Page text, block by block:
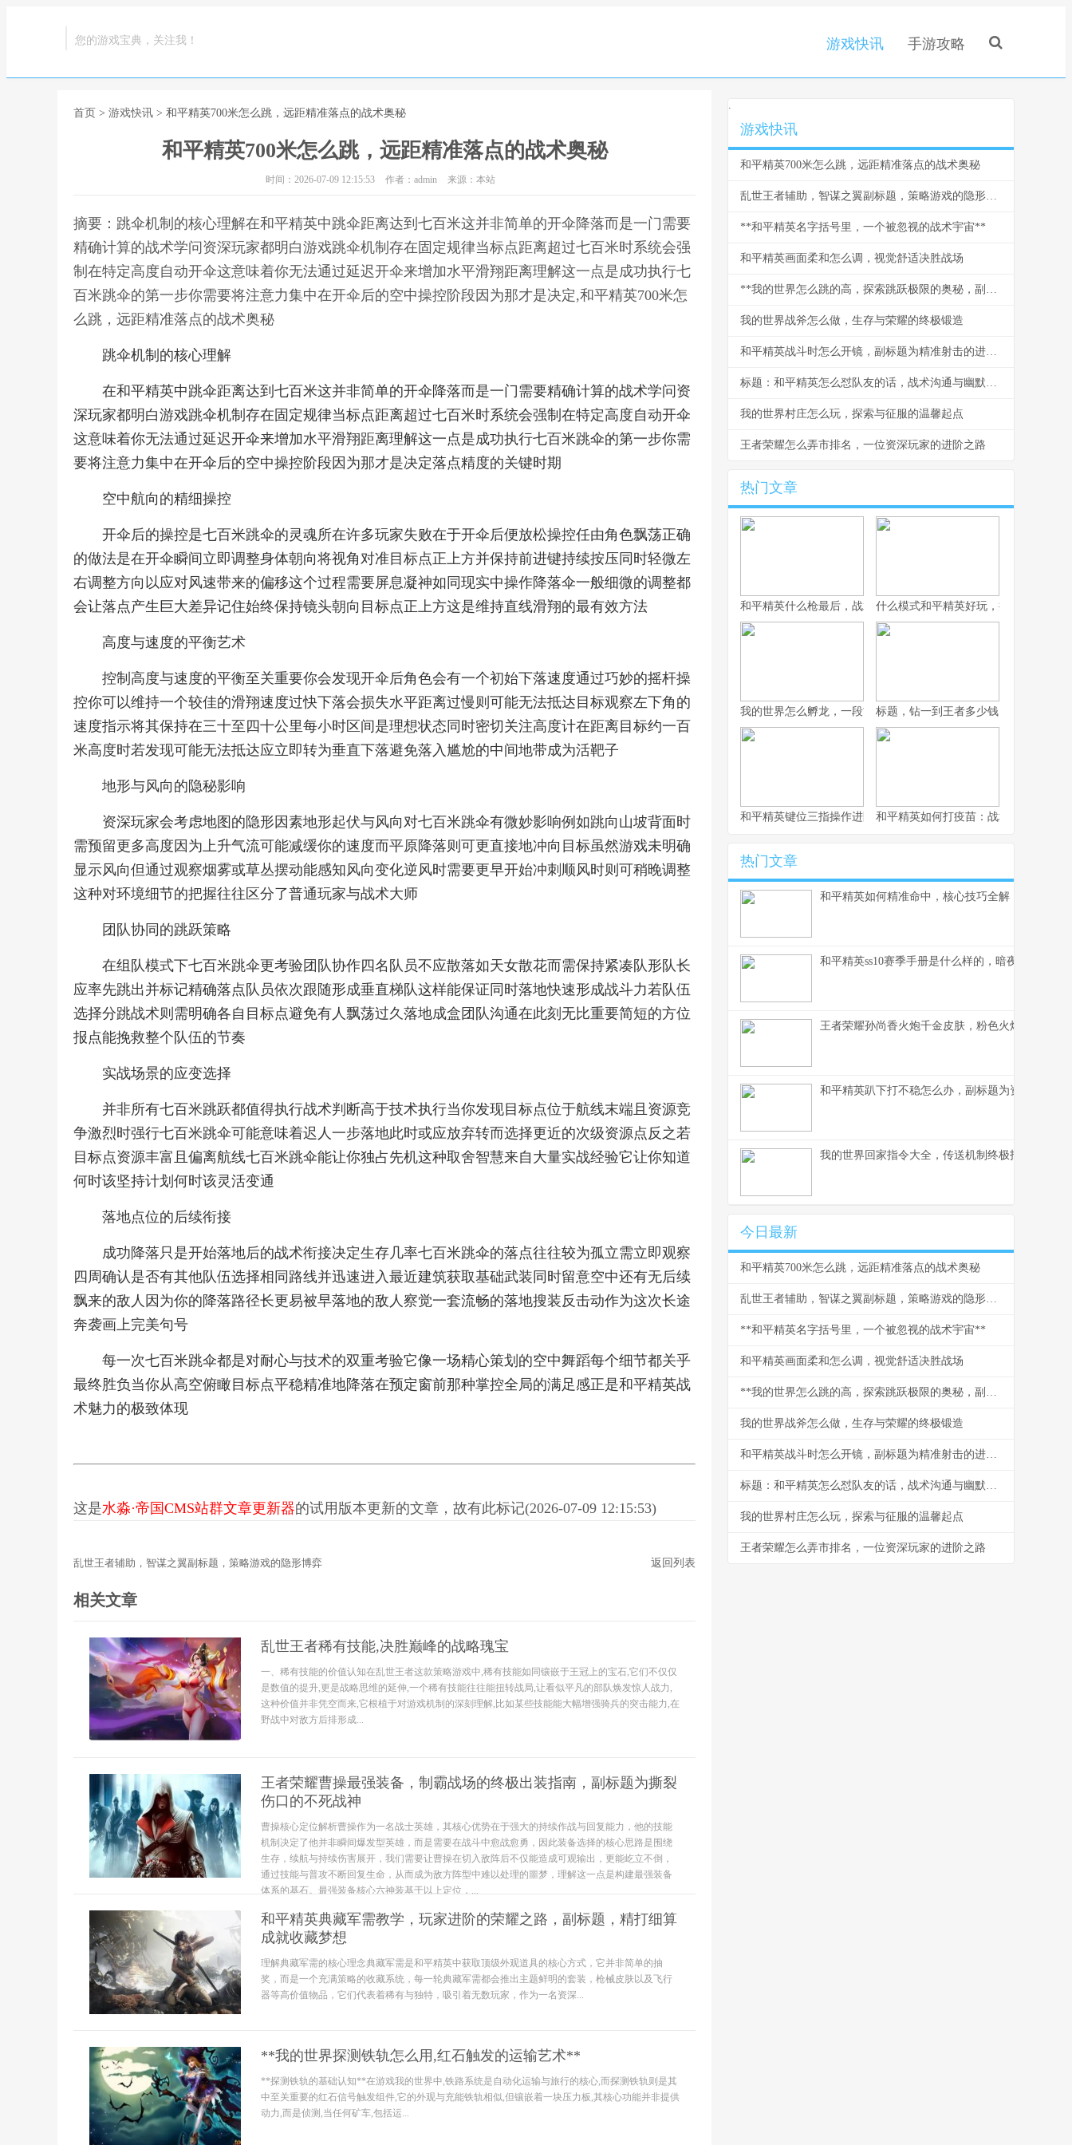
您的游戏宝典，关注我！ 游戏快讯 手游攻略
首页 > 游戏快讯 > 和平精英700米怎么跳，远距精准落点的战术奥秘
和平精英700米怎么跳，远距精准落点的战术奥秘
时间：2026-07-09 12:15:53 作者：admin 来源：本站
摘要：跳伞机制的核心理解在和平精英中跳伞距离达到七百米这并非简单的开伞降落而是一门需要
精确计算的战术学问资深玩家都明白游戏跳伞机制存在固定规律当标点距离超过七百米时系统会强
制在特定高度自动开伞这意味着你无法通过延迟开伞来增加水平滑翔距离理解这一点是成功执行七
百米跳伞的第一步你需要将注意力集中在开伞后的空中操控阶段因为那才是决定,和平精英700米怎
么跳，远距精准落点的战术奥秘
跳伞机制的核心理解
在和平精英中跳伞距离达到七百米这并非简单的开伞降落而是一门需要精确计算的战术学问资
深玩家都明白游戏跳伞机制存在固定规律当标点距离超过七百米时系统会强制在特定高度自动开伞
这意味着你无法通过延迟开伞来增加水平滑翔距离理解这一点是成功执行七百米跳伞的第一步你需
要将注意力集中在开伞后的空中操控阶段因为那才是决定落点精度的关键时期
空中航向的精细操控
开伞后的操控是七百米跳伞的灵魂所在许多玩家失败在于开伞后便放松操控任由角色飘荡正确
的做法是在开伞瞬间立即调整身体朝向将视角对准目标点正上方并保持前进键持续按压同时轻微左
右调整方向以应对风速带来的偏移这个过程需要屏息凝神如同现实中操作降落伞一般细微的调整都
会让落点产生巨大差异记住始终保持镜头朝向目标点正上方这是维持直线滑翔的最有效方法
高度与速度的平衡艺术
控制高度与速度的平衡至关重要你会发现开伞后角色会有一个初始下落速度通过巧妙的摇杆操
控你可以维持一个较佳的滑翔速度过快下落会损失水平距离过慢则可能无法抵达目标观察左下角的
速度指示将其保持在三十至四十公里每小时区间是理想状态同时密切关注高度计在距离目标约一百
米高度时若发现可能无法抵达应立即转为垂直下落避免落入尴尬的中间地带成为活靶子
地形与风向的隐秘影响
资深玩家会考虑地图的隐形因素地形起伏与风向对七百米跳伞有微妙影响例如跳向山坡背面时
需预留更多高度因为上升气流可能减缓你的速度而平原降落则可更直接地冲向目标虽然游戏未明确
显示风向但通过观察烟雾或草丛摆动能感知风向变化逆风时需要更早开始冲刺顺风时则可稍晚调整
这种对环境细节的把握往往区分了普通玩家与战术大师
团队协同的跳跃策略
在组队模式下七百米跳伞更考验团队协作四名队员不应散落如天女散花而需保持紧凑队形队长
应率先跳出并标记精确落点队员依次跟随形成垂直梯队这样能保证同时落地快速形成战斗力若队伍
选择分跳战术则需明确各自目标点避免有人飘荡过久落地成盒团队沟通在此刻无比重要简短的方位
报点能挽救整个队伍的节奏
实战场景的应变选择
并非所有七百米跳跃都值得执行战术判断高于技术执行当你发现目标点位于航线末端且资源竞
争激烈时强行七百米跳伞可能意味着迟人一步落地此时或应放弃转而选择更近的次级资源点反之若
目标点资源丰富且偏离航线七百米跳伞能让你独占先机这种取舍智慧来自大量实战经验它让你知道
何时该坚持计划何时该灵活变通
落地点位的后续衔接
成功降落只是开始落地后的战术衔接决定生存几率七百米跳伞的落点往往较为孤立需立即观察
四周确认是否有其他队伍选择相同路线并迅速进入最近建筑获取基础武装同时留意空中还有无后续
飘来的敌人因为你的降落路径长更易被早落地的敌人察觉一套流畅的落地搜装反击动作为这次长途
奔袭画上完美句号
每一次七百米跳伞都是对耐心与技术的双重考验它像一场精心策划的空中舞蹈每个细节都关乎
最终胜负当你从高空俯瞰目标点平稳精准地降落在预定窗前那种掌控全局的满足感正是和平精英战
术魅力的极致体现
这是水淼·帝国CMS站群文章更新器的试用版本更新的文章，故有此标记(2026-07-09 12:15:53)
乱世王者辅助，智谋之翼副标题，策略游戏的隐形博弈 返回列表
相关文章
乱世王者稀有技能,决胜巅峰的战略瑰宝
一、稀有技能的价值认知在乱世王者这款策略游戏中,稀有技能如同镶嵌于王冠上的宝石,它们不仅仅
是数值的提升,更是战略思维的延伸,一个稀有技能往往能扭转战局,让看似平凡的部队焕发惊人战力,
这种价值并非凭空而来,它根植于对游戏机制的深刻理解,比如某些技能能大幅增强骑兵的突击能力,在
野战中对敌方后排形成...
王者荣耀曹操最强装备，制霸战场的终极出装指南，副标题为撕裂
伤口的不死战神
曹操核心定位解析曹操作为一名战士英雄，其核心优势在于强大的持续作战与回复能力，他的技能
机制决定了他并非瞬间爆发型英雄，而是需要在战斗中愈战愈勇，因此装备选择的核心思路是围绕
生存，续航与持续伤害展开，我们需要让曹操在切入敌阵后不仅能造成可观输出，更能屹立不倒，
通过技能与普攻不断回复生命，从而成为敌方阵型中难以处理的噩梦，理解这一点是构建最强装备
体系的基石。最强装备核心六神装基于以上定位，...
和平精英典藏军需教学，玩家进阶的荣耀之路，副标题，精打细算
成就收藏梦想
理解典藏军需的核心理念典藏军需是和平精英中获取顶级外观道具的核心方式，它并非简单的抽
奖，而是一个充满策略的收藏系统，每一轮典藏军需都会推出主题鲜明的套装，枪械皮肤以及飞行
器等高价值物品，它们代表着稀有与独特，吸引着无数玩家，作为一名资深...
**我的世界探测铁轨怎么用,红石触发的运输艺术**
**探测铁轨的基础认知**在游戏我的世界中,铁路系统是自动化运输与旅行的核心,而探测铁轨则是其
中至关重要的红石信号触发组件,它的外观与充能铁轨相似,但镶嵌着一块压力板,其核心功能并非提供
动力,而是侦测,当任何矿车,包括运...
.
游戏快讯
和平精英700米怎么跳，远距精准落点的战术奥秘
乱世王者辅助，智谋之翼副标题，策略游戏的隐形博弈
**和平精英名字括号里，一个被忽视的战术宇宙**
和平精英画面柔和怎么调，视觉舒适决胜战场
**我的世界怎么跳的高，探索跳跃极限的奥秘，副标题跳跃技巧与机制全解析**
我的世界战斧怎么做，生存与荣耀的终极锻造
和平精英战斗时怎么开镜，副标题为精准射击的进阶艺术
标题：和平精英怎么怼队友的话，战术沟通与幽默反击的艺术
我的世界村庄怎么玩，探索与征服的温馨起点
王者荣耀怎么弄市排名，一位资深玩家的进阶之路
热门文章
和平精英什么枪最后，战术博弈与心理博弈的终极考验
什么模式和平精英好玩，探寻战术竞技
我的世界怎么孵龙，一段古老传说的复苏之旅标题，钻一到王者多少钱，一场段位攀
和平精英键位三指操作进阶指南，从入门到精通的战场掌控术
和平精英如何打疫苗：战场生存的免疫
热门文章
和平精英如何精准命中，核心技巧全解，副标题，
和平精英ss10赛季手册是什么样的，暗夜锋芒的战
王者荣耀孙尚香火炮千金皮肤，粉色火炮的战场华
和平精英趴下打不稳怎么办，副标题为资深玩家教
我的世界回家指令大全，传送机制终极指南
今日最新
和平精英700米怎么跳，远距精准落点的战术奥秘
乱世王者辅助，智谋之翼副标题，策略游戏的隐形博弈
**和平精英名字括号里，一个被忽视的战术宇宙**
和平精英画面柔和怎么调，视觉舒适决胜战场
**我的世界怎么跳的高，探索跳跃极限的奥秘，副标题跳跃技巧与机制全解析**
我的世界战斧怎么做，生存与荣耀的终极锻造
和平精英战斗时怎么开镜，副标题为精准射击的进阶艺术
标题：和平精英怎么怼队友的话，战术沟通与幽默反击的艺术
我的世界村庄怎么玩，探索与征服的温馨起点
王者荣耀怎么弄市排名，一位资深玩家的进阶之路